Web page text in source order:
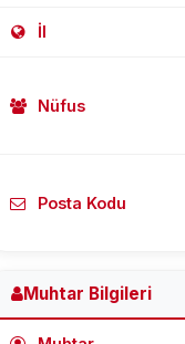
İl
Nüfus
Posta Kodu
Muhtar Bilgileri